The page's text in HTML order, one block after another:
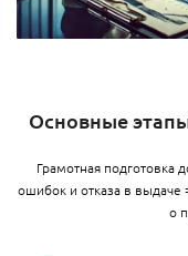
Основные
Грамотная подготовка
ошибок и отказа в выдаче
о